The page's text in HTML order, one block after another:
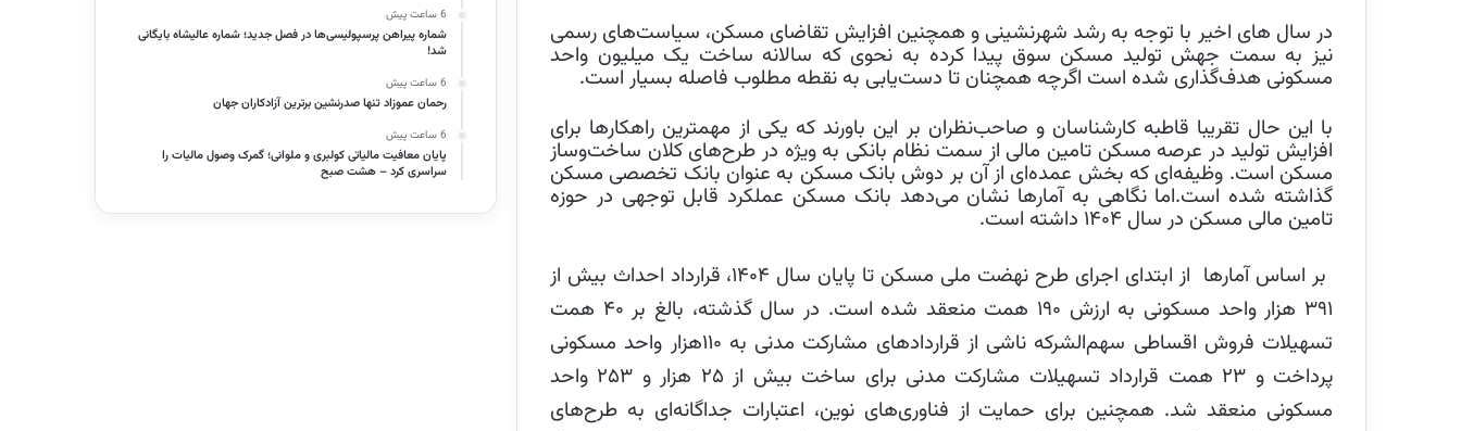
در سال های اخیر با توجه به رشد شهرنشینی و همچنین افزایش تقاضای مسکن، سیاست‌های رسمی
نیز به سمت جهش تولید مسکن سوق پیدا کرده به نحوی که سالانه ساخت یک میلیون واحد
مسکونی هدف‌گذاری شده است اگرچه همچنان تا دست‌یابی به نقطه مطلوب فاصله بسیار است.
با این حال تقریبا قاطبه کارشناسان و صاحب‌نظران بر این باورند که یکی از مهمترین راهکارها برای
افزایش تولید در عرصه مسکن تامین مالی از سمت نظام بانکی به ویژه در طرح‌های کلان ساخت‌وساز
مسکن است. وظیفه‌ای که بخش عمده‌ای از آن بر دوش بانک مسکن به عنوان بانک تخصصی مسکن
گذاشته شده است.اما نگاهی به آمارها نشان می‌دهد بانک مسکن عملکرد قابل توجهی در حوزه
تامین مالی مسکن در سال ۱۴۰۴ داشته است.
بر اساس آمارها از ابتدای اجرای طرح نهضت ملی مسکن تا پایان سال ۱۴۰۴، قرارداد احداث بیش از
۳۹۱ هزار واحد مسکونی به ارزش ۱۹۰
همت منعقد شده است. در سال گذشته، بالغ بر ۴۰ همت
تسهیلات فروش اقساطی سهم‌الشرکه ناشی از قراردادهای مشارکت مدنی به ۱۱۰هزار واحد مسکونی
پرداخت و ۲۳ همت قرارداد تسهیلات مشارکت مدنی برای ساخت بیش از ۲۵ هزار و ۲۵۳ واحد
مسکونی منعقد شد. همچنین برای حمایت از فناوری‌های نوین، اعتبارات جداگانه‌ای به طرح‌های
6 ساعت پیش
شماره پیراهن پرسپولیسی‌ها در فصل جدید؛ شماره عالیشاه بایگانی
شد!
6 ساعت پیش
رحمان عموزاد تنها صدرنشین برترین آزادکاران جهان
6 ساعت پیش
پایان معافیت مالیاتی کولبری و ملوانی؛ گمرک وصول مالیات را
سراسری کرد – هشت صبح